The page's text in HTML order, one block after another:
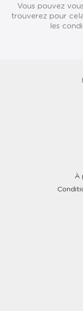
Vous pouvez
trouverez pour
les
À